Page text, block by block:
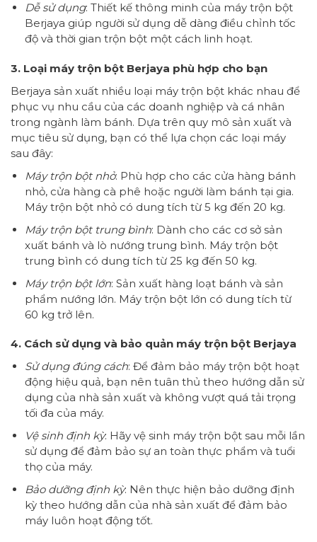
Dễ sử dụng: Thiết kế thông minh của máy trộn bột
Berjaya giúp người sử dụng dễ dàng điều chỉnh tốc
độ và thời gian trộn bột một cách linh hoạt.
3. Loại máy trộn bột Berjaya phù hợp cho bạn
Berjaya sản xuất nhiều loại máy trộn bột khác nhau để
phục vụ nhu cầu của các doanh nghiệp và cá nhân
trong ngành làm bánh. Dựa trên quy mô sản xuất và
mục tiêu sử dụng, bạn có thể lựa chọn các loại máy
sau đây:
Máy trộn bột nhỏ: Phù hợp cho các cửa hàng bánh
nhỏ, cửa hàng cà phê hoặc người làm bánh tại gia.
Máy trộn bột nhỏ có dung tích từ 5 kg đến 20 kg.
Máy trộn bột trung bình: Dành cho các cơ sở sản
xuất bánh và lò nướng trung bình. Máy trộn bột
trung bình có dung tích từ 25 kg đến 50 kg.
Máy trộn bột lớn: Sản xuất hàng loạt bánh và sản
phẩm nướng lớn. Máy trộn bột lớn có dung tích từ
60 kg trở lên.
4. Cách sử dụng và bảo quản máy trộn bột Berjaya
Sử dụng đúng cách: Để đảm bảo máy trộn bột hoạt
động hiệu quả, bạn nên tuân thủ theo hướng dẫn sử
dụng của nhà sản xuất và không vượt quá tải trọng
tối đa của máy.
Vệ sinh định kỳ: Hãy vệ sinh máy trộn bột sau mỗi lần
sử dụng để đảm bảo sự an toàn thực phẩm và tuổi
thọ của máy.
Bảo dưỡng định kỳ: Nên thực hiện bảo dưỡng định
kỳ theo hướng dẫn của nhà sản xuất để đảm bảo
máy luôn hoạt động tốt.